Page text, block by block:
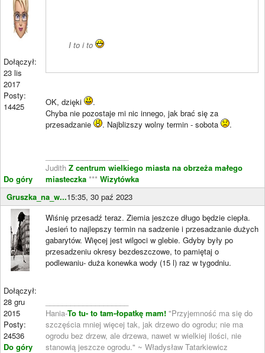
Dołączył:
23 lis
2017
Posty:
14425
Do góry
I to i to
OK, dzięki
.
Chyba nie pozostaje mi nic innego, jak brać się za
przesadzanie
. Najblizszy wolny termin - sobota .
Judith Z centrum wielkiego miasta na obrzeża małego
miasteczka *** Wizytówka
Gruszka_na_w...15:35, 30 paź 2023
Dołączył:
28 gru
2015
Posty:
24536
Do góry
Wiśnię przesadź teraz. Ziemia jeszcze długo będzie ciepła.
Jesień to najlepszy termin na sadzenie i przesadzanie dużych
gabarytów. Więcej jest wilgoci w glebie. Gdyby były po
przesadzeniu okresy bezdeszczowe, to pamiętaj o
podlewaniu- duża konewka wody (15 l) raz w tygodniu.
Hania-To tu- to tam-łopatkę mam! "Przyjemność ma się do
szczęścia mniej więcej tak, jak drzewo do ogrodu; nie ma
ogrodu bez drzew, ale drzewa, nawet w wielkiej ilości, nie
stanowią jeszcze ogrodu." ~ Władysław Tatarkiewicz